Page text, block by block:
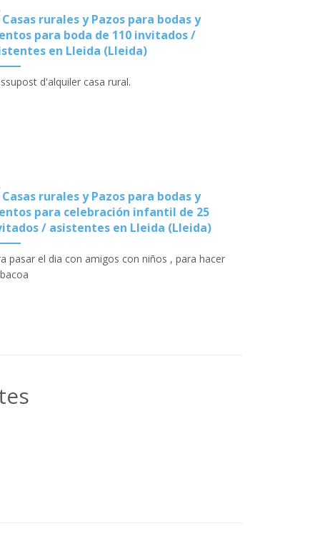
Casas rurales y Pazos para bodas y
para boda de 110 invitados /
en Lleida (Lleida)
d'alquiler casa rural.
Casas rurales y Pazos para bodas y
para celebración infantil de 25
/ asistentes en Lleida (Lleida)
pasar el dia con amigos con niños , para hacer